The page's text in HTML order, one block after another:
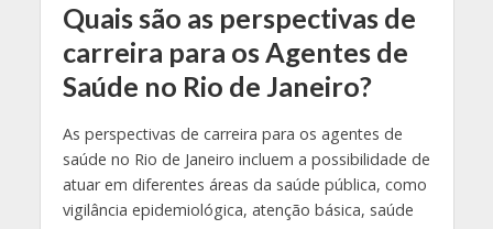
Quais são as perspectivas de
carreira para os Agentes de
Saúde no Rio de Janeiro?
As perspectivas de carreira para os agentes de
saúde no Rio de Janeiro incluem a possibilidade de
atuar em diferentes áreas da saúde pública, como
vigilância epidemiológica, atenção básica, saúde